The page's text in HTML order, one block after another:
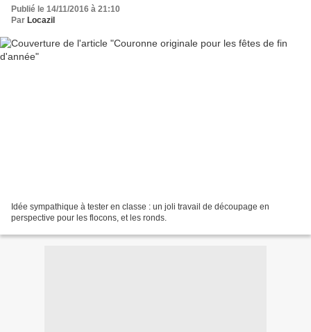
Publié le 14/11/2016 à 21:10
Par Locazil
Idée sympathique à tester en classe : un joli travail de découpage en
perspective pour les flocons, et les ronds.